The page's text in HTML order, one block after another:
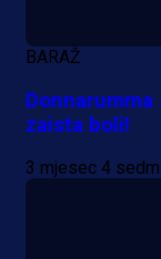
BARAŽ
zaista boli!
3 mjesec 4